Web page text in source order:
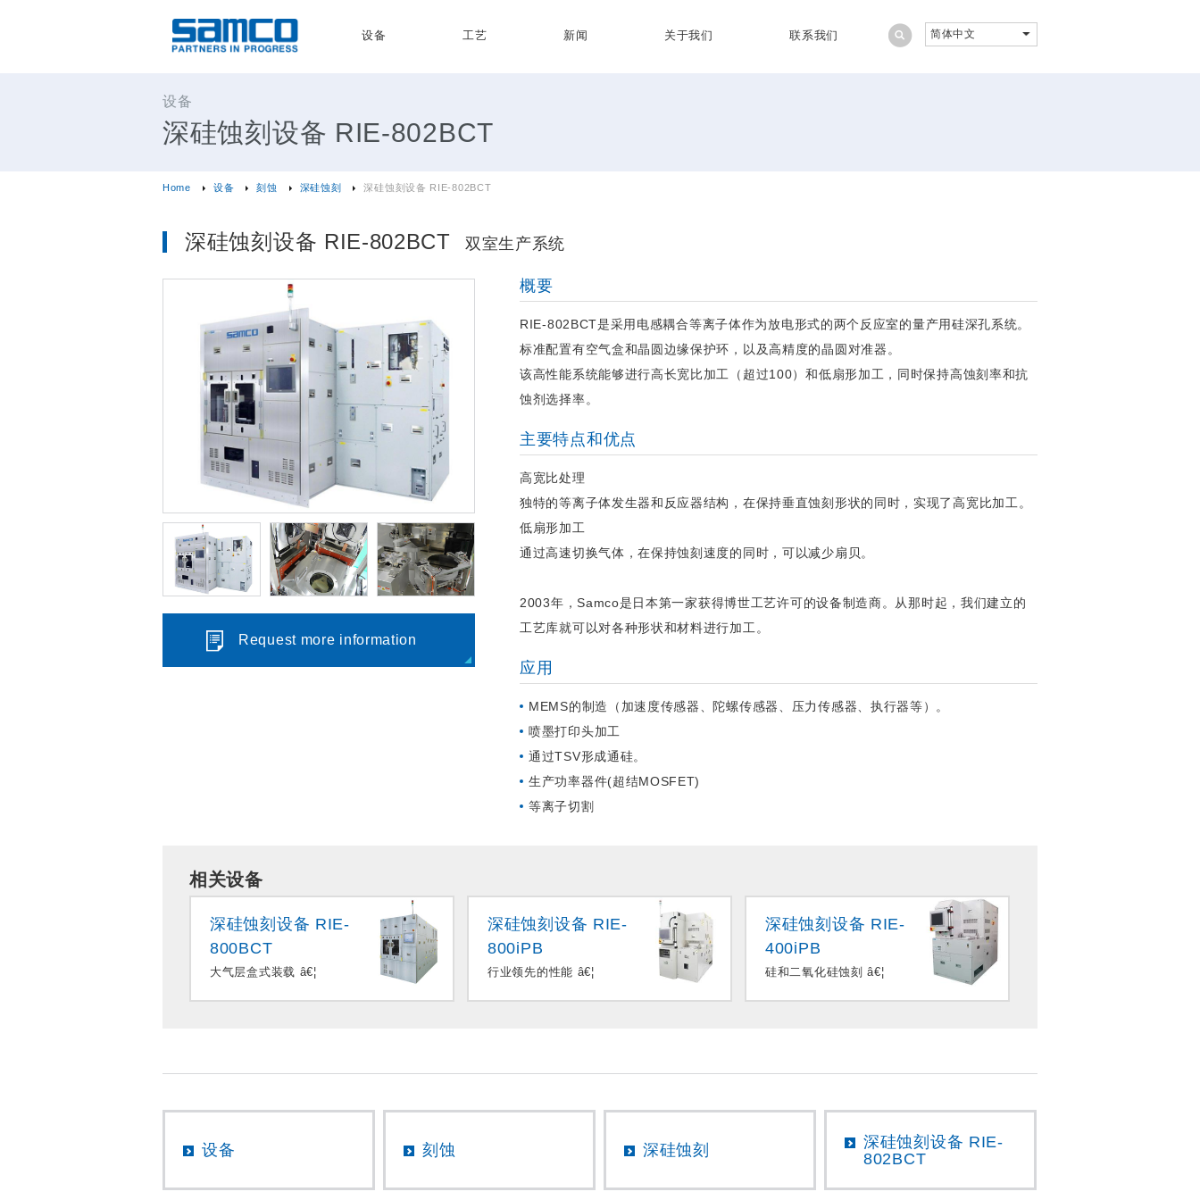
简体中文
设备 工艺 新闻 关于我们 联系我们
设备
深硅蚀刻设备 RIE-802BCT
Home 设备 刻蚀 深硅蚀刻 深硅蚀刻设备 RIE-802BCT
深硅蚀刻设备 RIE-802BCT 双室生产系统
概要
RIE-802BCT是采用电感耦合等离子体作为放电形式的两个反应室的量产用硅深孔系统。
标准配置有空气盒和晶圆边缘保护环，以及高精度的晶圆对准器。
该高性能系统能够进行高长宽比加工（超过100）和低扇形加工，同时保持高蚀刻率和抗
蚀剂选择率。
主要特点和优点
高宽比处理
独特的等离子体发生器和反应器结构，在保持垂直蚀刻形状的同时，实现了高宽比加工。
低扇形加工
通过高速切换气体，在保持蚀刻速度的同时，可以减少扇贝。
2003年，Samco是日本第一家获得博世工艺许可的设备制造商。从那时起，我们建立的
工艺库就可以对各种形状和材料进行加工。
应用
MEMS的制造（加速度传感器、陀螺传感器、压力传感器、执行器等）。
喷墨打印头加工
通过TSV形成通硅。
生产功率器件(超结MOSFET)
等离子切割
Request more information
相关设备
深硅蚀刻设备 RIE-
800BCT
大气层盒式装载 â€¦
深硅蚀刻设备 RIE-
800iPB
行业领先的性能 â€¦
深硅蚀刻设备 RIE-
400iPB
硅和二氧化硅蚀刻 â€¦
设备 刻蚀 深硅蚀刻
深硅蚀刻设备 RIE-
802BCT